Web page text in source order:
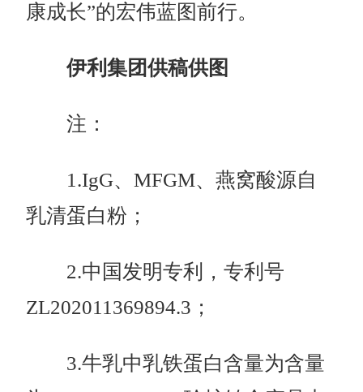
康成长”的宏伟蓝图前行。
伊利集团供稿供图
注：
1.IgG、MFGM、燕窝酸源自
乳清蛋白粉；
2.中国发明专利，专利号
ZL202011369894.3；
3.牛乳中乳铁蛋白含量为含量